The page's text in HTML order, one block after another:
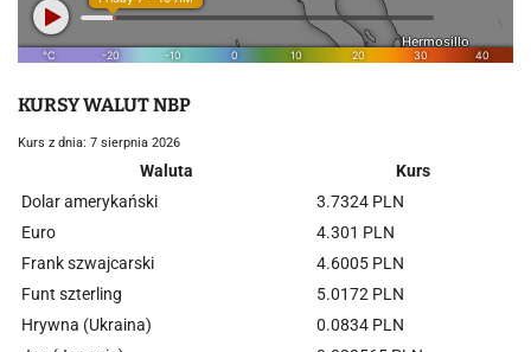
KURSY WALUT NBP
Kurs z dnia: 7 sierpnia 2026
Waluta
Kurs
Dolar amerykański
3.7324 PLN
Euro
4.301 PLN
Frank szwajcarski
4.6005 PLN
Funt szterling
5.0172 PLN
Hrywna (Ukraina)
0.0834 PLN